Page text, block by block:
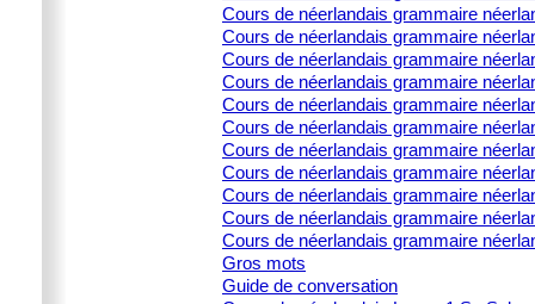
Cours de néerlandais grammaire
Cours de néerlandais grammaire
Cours de néerlandais grammaire
Cours de néerlandais grammaire
Cours de néerlandais grammaire
Cours de néerlandais grammaire
Cours de néerlandais grammaire
Cours de néerlandais grammaire
Cours de néerlandais grammaire
Cours de néerlandais grammaire
Cours de néerlandais grammaire
Gros mots
Guide de conversation